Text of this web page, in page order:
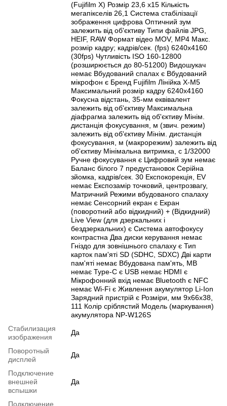
(Fujifilm X) Розмір 23,6 x15 Кількість
мегапікселів 26,1 Система стабілізації
зображення цифрова Оптичний зум
залежить від об'єктиву Типи файлів JPG,
HEIF, RAW Формат відео MOV, MP4 Макс.
розмір кадру; кадрів/сек. (fps) 6240x4160
(30fps) Чутливість ISO 160-12800
(розширюється до 80-51200) Видошукач
немає Вбудований спалах є Вбудований
мікрофон є Бренд Fujifilm Лінійка X-M5
Максимальний розмір кадру 6240x4160
Фокусна відстань, 35-мм еквівалент
залежить від об'єктиву Максимальна
діафрагма залежить від об'єктиву Мінім.
дистанція фокусування, м (звич. режим)
залежить від об'єктиву Мінім. дистанція
фокусування, м (макрорежим) залежить від
об'єктиву Мінімальна витримка, с 1/32000
Ручне фокусування є Цифровий зум немає
Баланс білого 7 предустановок Серійна
зйомка, кадрів/сек. 30 Експокорекція, EV
немає Експозамір точковий, центрозвагу,
Матричний Режими вбудованого спалаху
немає Сенсорний екран є Екран
(поворотний або відкидний) + (Відкидний)
Live View (для дзеркальних і
бездзеркальних) є Система автофокусу
контрастна Два диски керування немає
Гніздо для зовнішнього спалаху є Тип
карток пам'яті SD (SDHC, SDXC) Дві карти
пам'яті немає Вбудована пам'ять, MB
немає Type-C є USB немає HDMI є
Мікрофонний вхід немає Bluetooth є NFC
немає Wi-Fi є Живлення акумулятор Li-Ion
Зарядний пристрій є Розміри, мм 9x66x38,
111 Колір сріблястий Модель (маркування)
акумулятора NP-W126S
Стабилизация
изображения
Да
Поворотный
дисплей
Да
Подключение
внешней
вспышки
Да
Подключение